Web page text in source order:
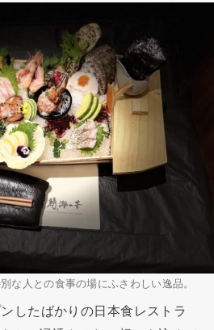
な人との食事の場にふさわしい逸品。
したばかりの日本食レストラ